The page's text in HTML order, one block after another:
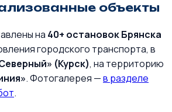
объекты
на 40+ остановок Брянска
городского транспорта, в
(Курск), на территорию
. Фотогалерея —в разделе
.